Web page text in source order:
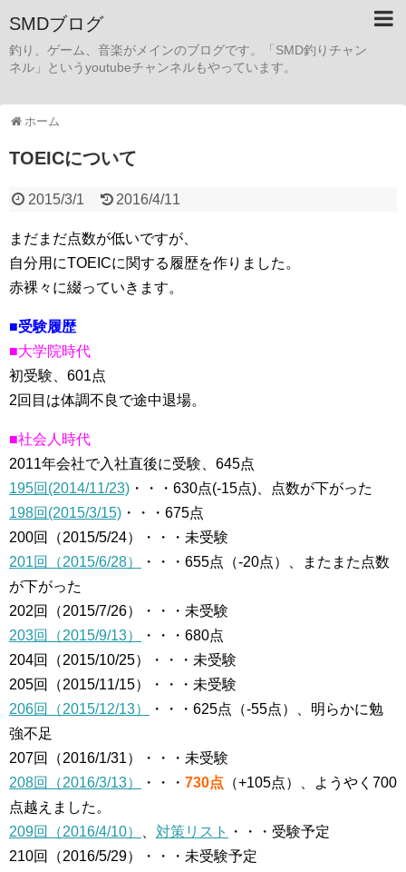
SMDブログ
釣り、ゲーム、音楽がメインのブログです。「SMD釣りチャン
ネル」というyoutubeチャンネルもやっています。
ホーム
TOEICについて
2015/3/1 2016/4/11
まだまだ点数が低いですが、
自分用にTOEICに関する履歴を作りました。
赤裸々に綴っていきます。
■受験履歴
■大学院時代
初受験、601点
2回目は体調不良で途中退場。
■社会人時代
2011年会社で入社直後に受験、645点
195回(2014/11/23) ・・・630点(-15点)、点数が下がった
198回(2015/3/15) ・・・675点
200回（2015/5/24）・・・未受験
201回（2015/6/28）
・・・655点（-20点）、またまた点数
が下がった
202回（2015/7/26）・・・未受験
203回（2015/9/13）
・・・680点
204回（2015/10/25）・・・未受験
205回（2015/11/15）・・・未受験
206回（2015/12/13）
・・・625点（-55点）、明らかに勉
強不足
207回（2016/1/31）・・・未受験
208回（2016/3/13）
・・・ 730点 （+105点）、ようやく700
点越えました。
209回（2016/4/10）
対策リスト
・・・受験予定
210回（2016/5/29）・・・未受験予定